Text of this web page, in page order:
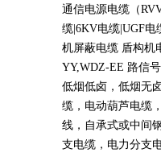
通信电源电缆（
缆 |6KV电缆 |UGF电
机屏蔽电缆 盾构机
YY,WDZ-EE 路信
低烟低卤，低烟无
缆，电动葫芦电缆
线，自承式或中间
支电缆，电力分支